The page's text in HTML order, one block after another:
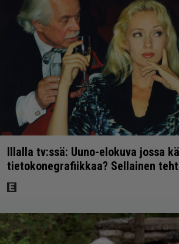
Illalla tv:ssä: Uuno-elokuva jossa
tietokonegrafiikkaa? Sellainen